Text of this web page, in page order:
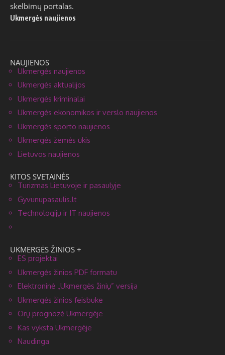
skelbimų portalas.
Ukmergės naujienos
NAUJIENOS
Ukmergės naujienos
Ukmergės aktualijos
Ukmergės kriminalai
Ukmergės ekonomikos ir verslo naujienos
Ukmergės sporto naujienos
Ukmergės žemės ūkis
Lietuvos naujienos
KITOS SVETAINĖS
Turizmas Lietuvoje ir pasaulyje
Gyvunupasaulis.lt
Technologijų ir IT naujienos
UKMERGĖS ŽINIOS +
ES projektai
Ukmergės žinios PDF formatu
Elektroninė „Ukmergės žinių” versija
Ukmergės žinios feisbuke
Orų prognozė Ukmergėje
Kas vyksta Ukmergėje
Naudinga